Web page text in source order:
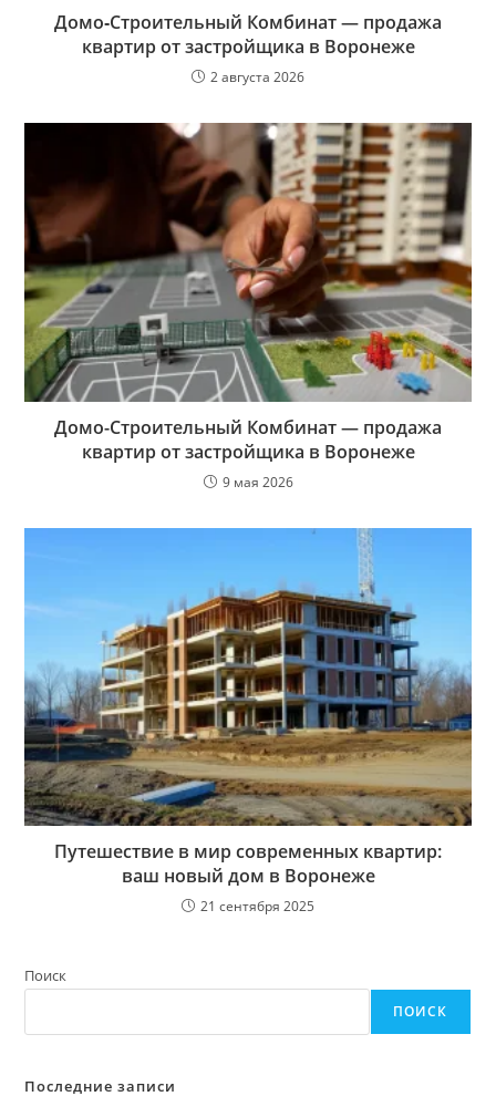
Домо‑Строительный Комбинат — продажа
квартир от застройщика в Воронеже
2 августа 2026
Домо-Строительный Комбинат — продажа
квартир от застройщика в Воронеже
9 мая 2026
Путешествие в мир современных квартир:
ваш новый дом в Воронеже
21 сентября 2025
Поиск
ПОИСК
Последние записи